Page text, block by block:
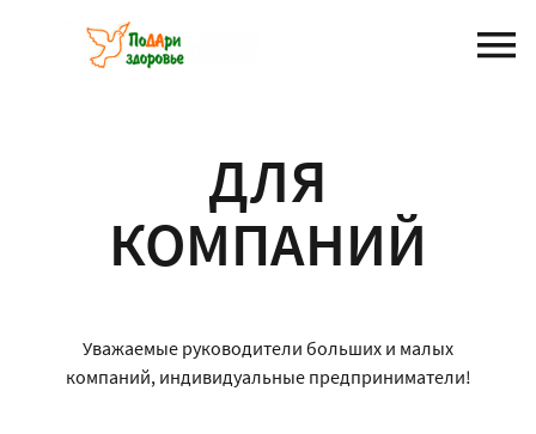
содержанию
ДЛЯ
КОМПАНИЙ
Уважаемые руководители больших и малых
компаний, индивидуальные предприниматели!